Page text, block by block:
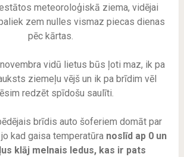
meteoroloģiskā ziema, vidējai
zem nulles vismaz piecas dienas
pēc kārtas.
vidū lietus būs ļoti maz, ik pa
ziemeļu vējš un ik pa brīdim vēl
redzēt spīdošu saulīti.
brīdis auto šoferiem domāt par
kad gaisa temperatūra noslīd ap 0 un
klāj melnais ledus, kas ir pats